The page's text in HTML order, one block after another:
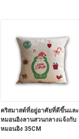
คริสมาสต์ที่อยู่อาศัยที่ดีขึ้นและ
หมอนอิงลานสวนกลางแจ้งกับ
หมอนอิง 35CM